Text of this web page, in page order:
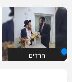
חרדים